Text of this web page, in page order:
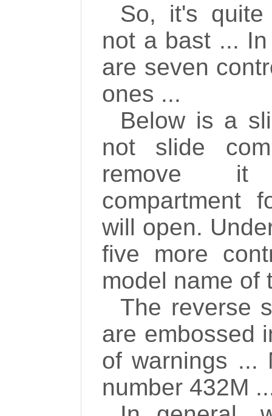
So, it's
not a bast ...
are seven
ones ...
Below is a
not slide
remove it
compartment
will open.
five more
model name of
The reverse
are embossed
of warnings ...
number 432M